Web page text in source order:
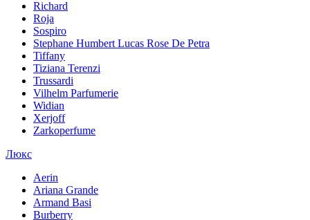
Richard
Roja
Sospiro
Stephane Humbert Lucas Rose De Petra
Tiffany
Tiziana Terenzi
Trussardi
Vilhelm Parfumerie
Widian
Xerjoff
Zarkoperfume
Люкс
Aerin
Ariana Grande
Armand Basi
Burberry